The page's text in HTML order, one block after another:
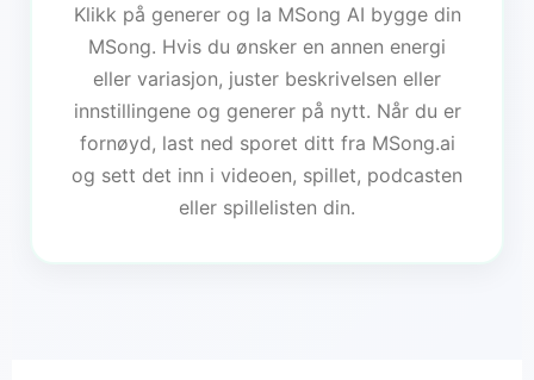
Klikk på generer og la MSong AI bygge din
MSong. Hvis du ønsker en annen energi
eller variasjon, juster beskrivelsen eller
innstillingene og generer på nytt. Når du er
fornøyd, last ned sporet ditt fra MSong.ai
og sett det inn i videoen, spillet, podcasten
eller spillelisten din.